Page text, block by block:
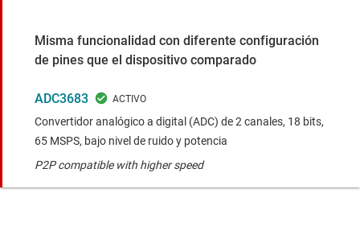
Misma funcionalidad con diferente configuración
de pines que el dispositivo comparado
ADC3683
Convertidor analógico a digital (ADC) de 2 canales, 18 bits,
65 MSPS, bajo nivel de ruido y potencia
P2P compatible with higher speed